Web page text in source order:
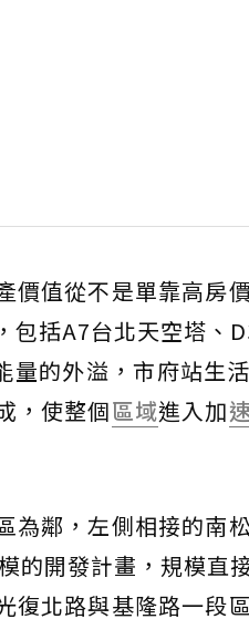
價值從不是單靠高房
括A7台北天空塔、
的外溢，市府站生
，使整個區域進入加
為鄰，左側相接的南
的開發計畫，規模直
復北路與基隆路一段